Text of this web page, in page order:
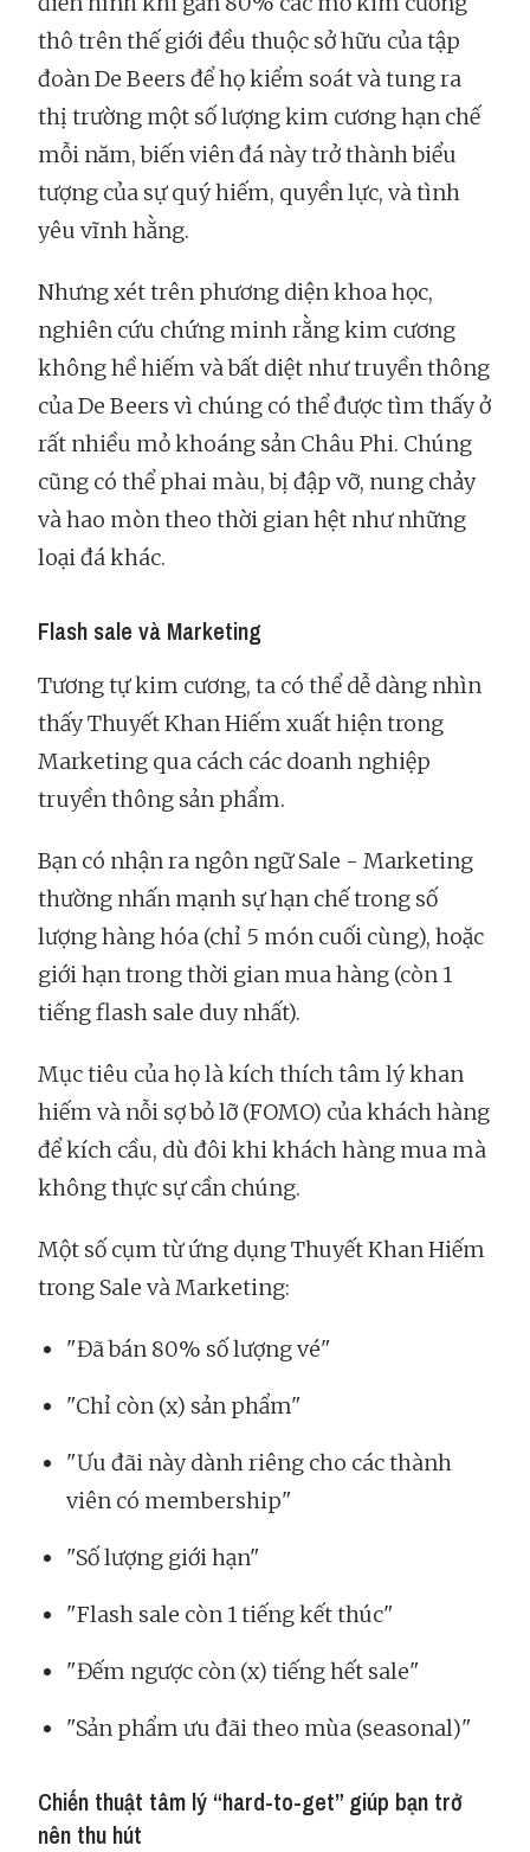
thô trên thế giới đều thuộc sở hữu của tập
đoàn De Beers để họ kiểm soát và tung ra
thị trường một số lượng kim cương hạn chế
mỗi năm, biến viên đá này trở thành biểu
tượng của sự quý hiếm, quyền lực, và tình
yêu vĩnh hằng.
Nhưng xét trên phương diện khoa học,
nghiên cứu chứng minh rằng kim cương
không hề hiếm và bất diệt như truyền thông
của De Beers vì chúng có thể được tìm thấy ở
rất nhiều mỏ khoáng sản Châu Phi. Chúng
cũng có thể phai màu, bị đập vỡ, nung chảy
và hao mòn theo thời gian hệt như những
loại đá khác.
Flash sale và Marketing
Tương tự kim cương, ta có thể dễ dàng nhìn
thấy Thuyết Khan Hiếm xuất hiện trong
Marketing qua cách các doanh nghiệp
truyền thông sản phẩm.
Bạn có nhận ra ngôn ngữ Sale - Marketing
thường nhấn mạnh sự hạn chế trong số
lượng hàng hóa (chỉ 5 món cuối cùng), hoặc
giới hạn trong thời gian mua hàng (còn 1
tiếng flash sale duy nhất).
Mục tiêu của họ là kích thích tâm lý khan
hiếm và nỗi sợ bỏ lỡ (FOMO) của khách hàng
để kích cầu, dù đôi khi khách hàng mua mà
không thực sự cần chúng.
Một số cụm từ ứng dụng Thuyết Khan Hiếm
trong Sale và Marketing:
"Đã bán 80% số lượng vé"
"Chỉ còn (x) sản phẩm"
"Ưu đãi này dành riêng cho các thành
viên có membership"
"Số lượng giới hạn"
"Flash sale còn 1 tiếng kết thúc"
"Đếm ngược còn (x) tiếng hết sale"
"Sản phẩm ưu đãi theo mùa (seasonal)"
Chiến thuật tâm lý “hard-to-get” giúp bạn trở
nên thu hút